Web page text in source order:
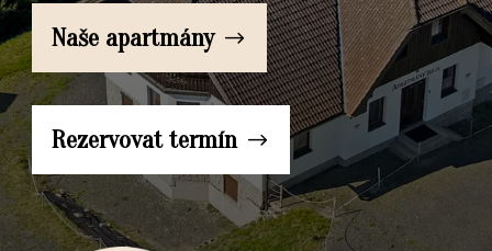
Naše apartmány
Rezervovat termín